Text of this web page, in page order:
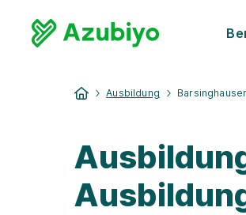
Ausbildung